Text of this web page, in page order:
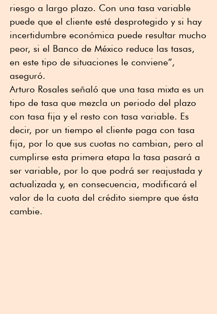
riesgo a largo plazo. Con una tasa variable
puede que el cliente esté desprotegido y si hay
incertidumbre económica puede resultar mucho
peor, si el Banco de México reduce las tasas,
en este tipo de situaciones le conviene”,
aseguró.
Arturo Rosales señaló que una tasa mixta es un
tipo de tasa que mezcla un periodo del plazo
con tasa fija y el resto con tasa variable. Es
decir, por un tiempo el cliente paga con tasa
fija, por lo que sus cuotas no cambian, pero al
cumplirse esta primera etapa la tasa pasará a
ser variable, por lo que podrá ser reajustada y
actualizada y, en consecuencia, modificará el
valor de la cuota del crédito siempre que ésta
cambie.